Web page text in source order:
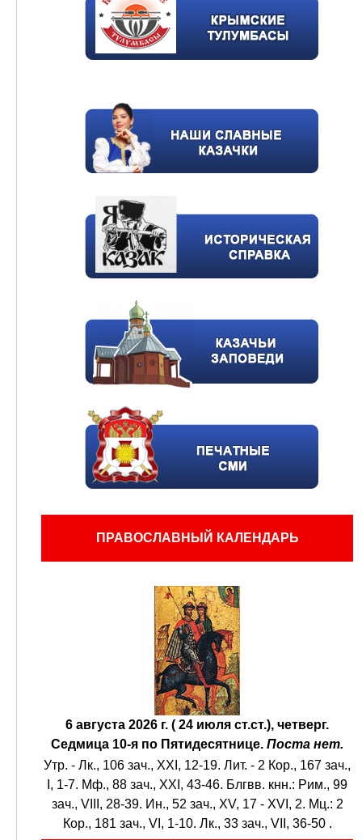
ПРАВОСЛАВНЫЙ КАЛЕНДАРЬ
6 августа 2026 г. ( 24 июля ст.ст.), четверг.
Седмица 10-я по Пятидесятнице. Поста нет.
Утр. - Лк., 106 зач., XXI, 12-19. Лит. - 2 Кор., 167 зач.,
I, 1-7. Мф., 88 зач., XXI, 43-46. Блгвв. кнн.: Рим., 99
зач., VIII, 28-39. Ин., 52 зач., XV, 17 - XVI, 2. Мц.: 2
Кор., 181 зач., VI, 1-10. Лк., 33 зач., VII, 36-50 .